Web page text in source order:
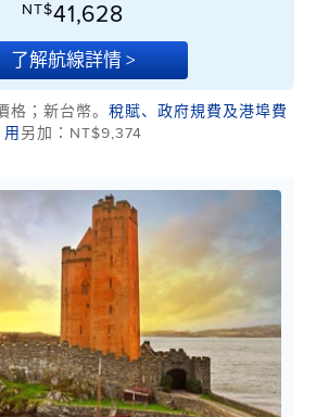
NT$41,628
了解航線詳情 >
格；新台幣。 稅賦、政府規費及港埠費
用 另加：NT$9,374